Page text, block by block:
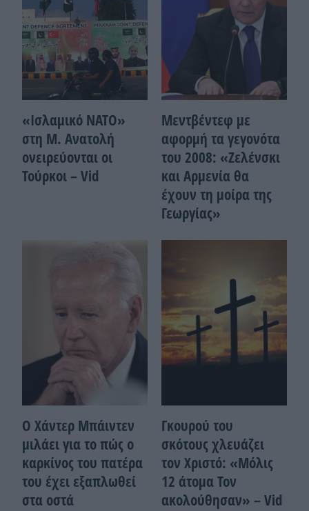
«Ισλαμικό ΝΑΤΟ»
στη Μ. Ανατολή
ονειρεύονται οι
Τούρκοι – Vid
Μεντβέντεφ με
αφορμή τα γεγονότα
του 2008: «Ζελένσκι
και Αρμενία θα
έχουν τη μοίρα της
Γεωργίας»
Ο Χάντερ Μπάιντεν
μιλάει για το πώς ο
καρκίνος του πατέρα
του έχει εξαπλωθεί
στα οστά
Γκουρού του
σκότους χλευάζει
τον Χριστό: «Μόλις
12 άτομα Τον
ακολούθησαν» – Vid